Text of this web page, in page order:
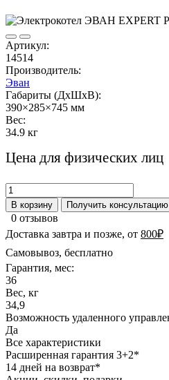
Артикул:
14514
Производитель:
Эван
Габариты (ДхШхВ):
390×285×745 мм
Вес:
34.9 кг
Цена для физических лиц
В корзину Получить консультацию
0 отзывов
Доставка завтра и позже, от 800₽
Самовывоз, бесплатно
Гарантия, мес:
36
Вес, кг
34,9
Возможность удаленного
Да
Все характеристики
Расширенная гарантия 3+2*
14 дней на возврат*